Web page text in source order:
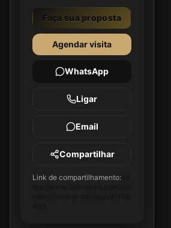
Faça sua proposta
Agendar visita
WhatsApp
Ligar
Email
Compartilhar
Link de compartilhamento: